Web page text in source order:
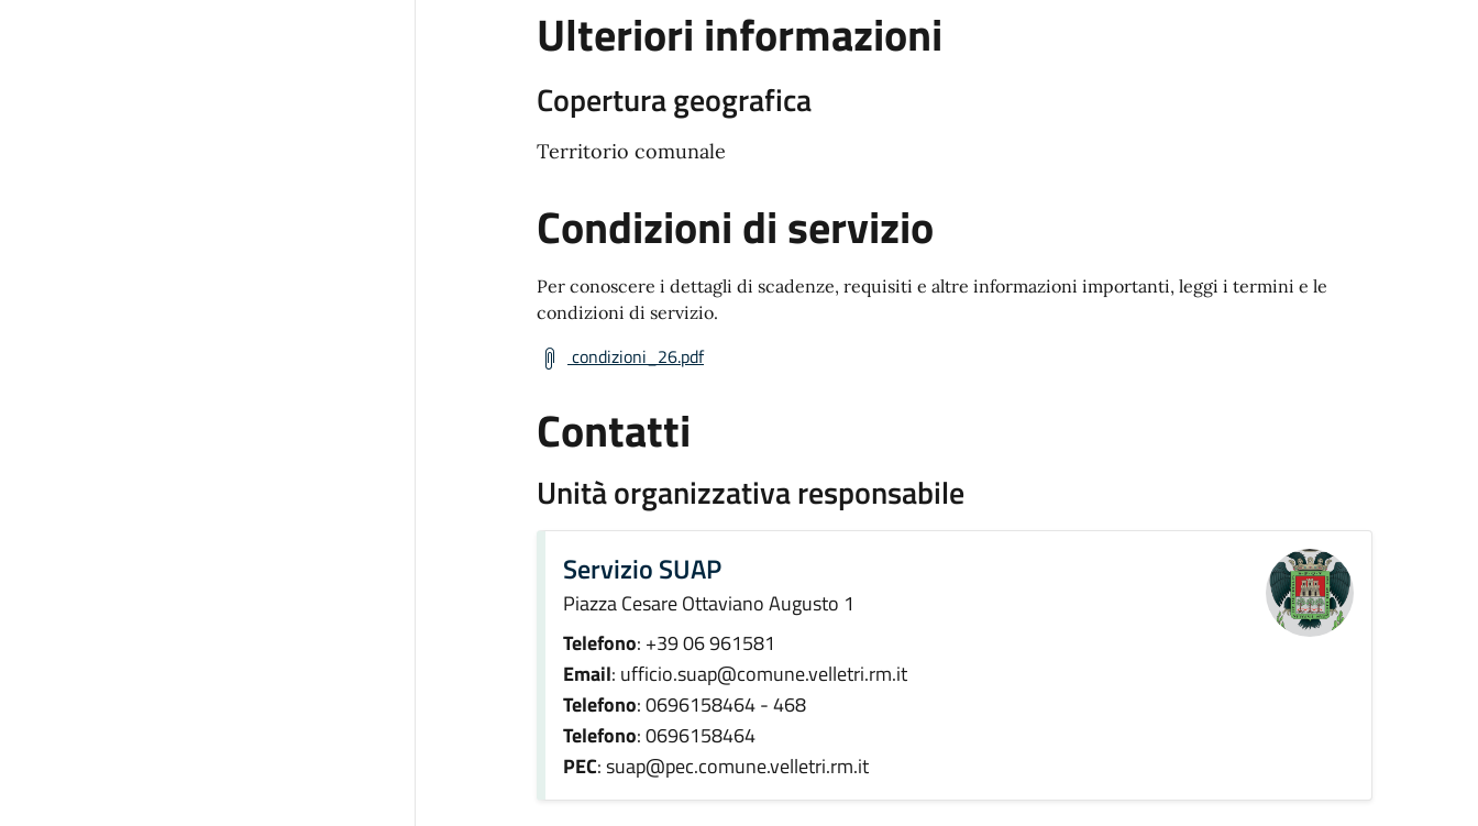
Ulteriori informazioni
Copertura geografica
Territorio comunale
Condizioni di servizio
Per conoscere i dettagli di scadenze, requisiti e altre informazioni importanti, leggi i termini e le
condizioni di servizio.
condizioni_26.pdf
Contatti
Unità organizzativa responsabile
Servizio SUAP
Piazza Cesare Ottaviano Augusto 1
Telefono: +39 06 961581
Email: ufficio.suap@comune.velletri.rm.it
Telefono: 0696158464 - 468
Telefono: 0696158464
PEC: suap@pec.comune.velletri.rm.it